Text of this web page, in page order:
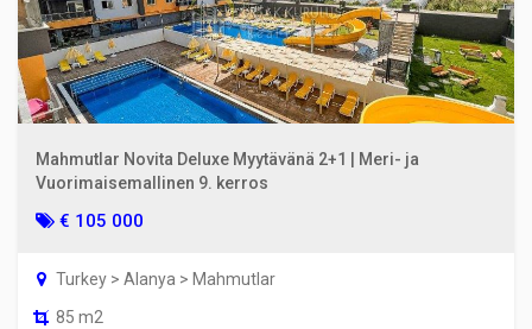
Mahmutlar Novita Deluxe Myytävänä 2+1 | Meri- ja
Vuorimaisemallinen 9. kerros
€ 105 000
Turkey > Alanya > Mahmutlar
85 m2